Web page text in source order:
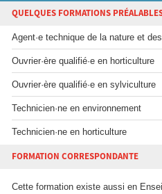
QUELQUES FORMATIONS
Agent·e technique de la nature et
Ouvrier·ère qualifié·e en horticulture
Ouvrier·ère qualifié·e en sylviculture
Technicien·ne en environnement
Technicien·ne en horticulture
FORMATION CORRESPONDANTE
Cette formation existe aussi en